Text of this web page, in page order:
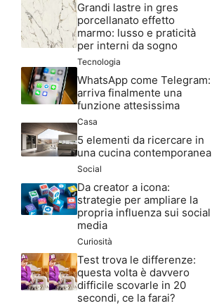
Grandi lastre in gres
porcellanato effetto
marmo: lusso e praticità
per interni da sogno
Tecnologia
WhatsApp come Telegram:
arriva finalmente una
funzione attesissima
Casa
5 elementi da ricercare in
una cucina contemporanea
Social
Da creator a icona:
strategie per ampliare la
propria influenza sui social
media
Curiosità
Test trova le differenze:
questa volta è davvero
difficile scovarle in 20
secondi, ce la farai?